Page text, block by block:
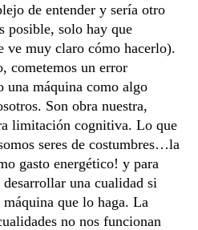
de entender y sería otro
posible, solo hay que
ve muy claro cómo hacerlo).
cometemos un error
una máquina como algo
Son obra nuestra,
limitación cognitiva. Lo que
seres de costumbres…la
gasto energético! y para
desarrollar una cualidad si
máquina que lo haga. La
no nos funcionan